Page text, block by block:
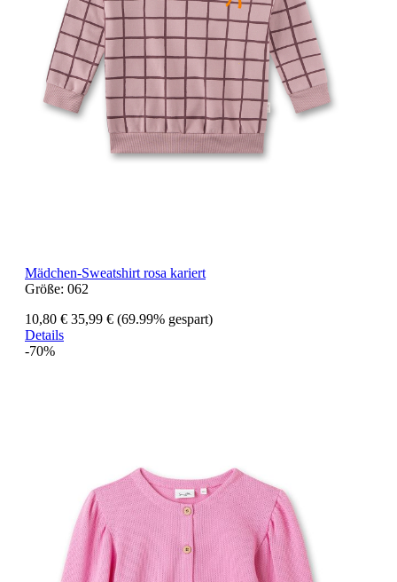
Mädchen-Sweatshirt rosa kariert
Größe: 062
10,80 € 35,99 € (69.99% gespart)
Details
-70%